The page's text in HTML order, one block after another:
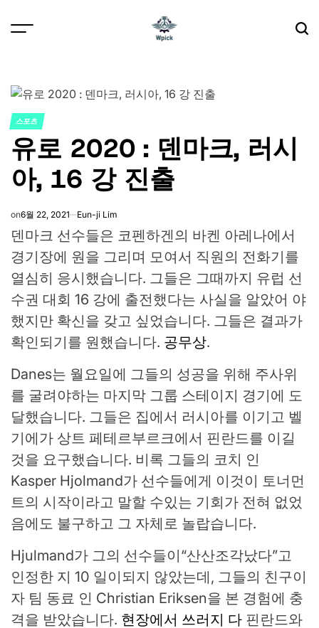
POSTED
IN
스포츠
유로 2020 : 덴마크, 러시
아, 16 강 진출
on6월 22, 2021 Eun-ji Lim
덴마크 선수들은 코펜하겐의 바켄 아레나에서
경기장에 원을 그리며 모여서 직원의 전화기를
열심히 응시했습니다. 그들은 그때까지 유럽 선
수권 대회 16 강에 출전했다는 사실을 알았어 야
했지만 확신을 갖고 싶었습니다. 그들은 결과가
확인되기를 원했습니다. 공무상.
Danes는 월요일에 그들의 성공을 위해 주사위
를 굴려야하는 마지막 그룹 스테이지 경기에 도
달했습니다. 그들은 집에서 러시아를 이기고 벨
기에가 상트 페테르부르크에서 핀란드를 이길
것을 요구했습니다. 비록 그들의 코치 인
Kasper Hjolmand가 선수들에게 이것이 토너먼
트의 시작이라고 말할 수있는 기회가 전혀 없었
음에도 불구하고 그 자체로 놀랍습니다.
Hjulmand가 그의 선수들이“산산조각났다”고
인정한 지 10 일이되지 않았는데, 그들의 친구이
자 팀 동료 인 Christian Eriksen을 본 경험에 충
격을 받았습니다. 현장에서 쓰러지 다 핀란드와